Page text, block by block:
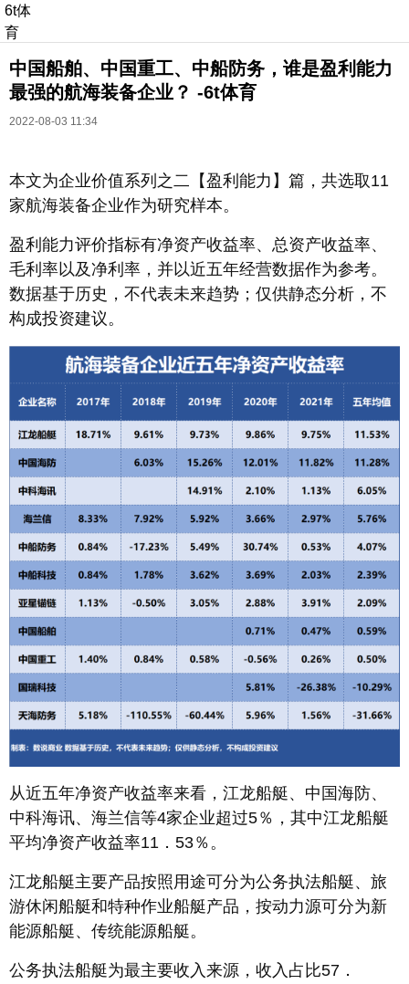
6t体
育
中国船舶、中国重工、中船防务，谁是盈利能力
最强的航海装备企业？ -6t体育
2022-08-03 11:34
本文为企业价值系列之二【盈利能力】篇，共选取11
家航海装备企业作为研究样本。
盈利能力评价指标有净资产收益率、总资产收益率、
毛利率以及净利率，并以近五年经营数据作为参考。
数据基于历史，不代表未来趋势；仅供静态分析，不
构成投资建议。
从近五年净资产收益率来看，江龙船艇、中国海防、
中科海讯、海兰信等4家企业超过5％，其中江龙船艇
平均净资产收益率11．53％。
江龙船艇主要产品按照用途可分为公务执法船艇、旅
游休闲船艇和特种作业船艇产品，按动力源可分为新
能源船艇、传统能源船艇。
公务执法船艇为最主要收入来源，收入占比57．
长按识别二维码
进入ofweek阅读全文